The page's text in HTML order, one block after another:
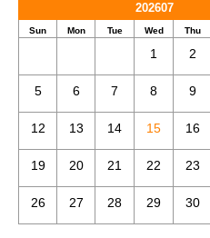
202607
Sun Mon Tue Wed Thu
1 2
5 6 7 8 9
12 13 14 15 16
19 20 21 22 23
26 27 28 29 30